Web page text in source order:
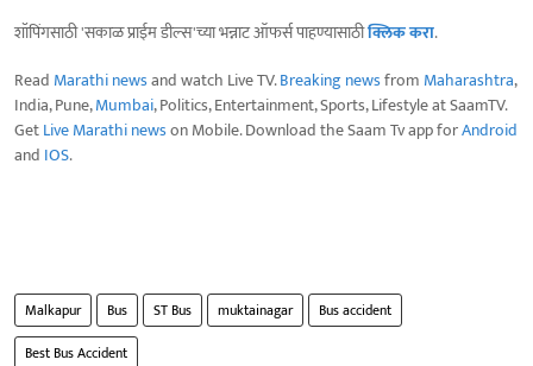
शॉपिंगसाठी 'सकाळ प्राईम डील्स'च्या भन्नाट ऑफर्स पाहण्यासाठीक्लिक करा.
Read Marathi newsand watch Live TV.Breaking newsfrom Maharashtra,
India, Pune,Mumbai, Politics, Entertainment, Sports, Lifestyle at SaamTV.
GetLive Marathi newson Mobile. Download the Saam Tv app forAndroid
and IOS.
Malkapur Bus ST Bus muktainagar
Bus accident
Best Bus Accident